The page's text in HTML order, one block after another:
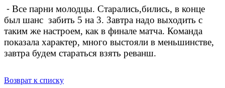
⁃ Все парни молодцы. Старались,бились, в конце
был шанс забить 5 на 3. Завтра надо выходить с
таким же настроем, как в финале матча. Команда
показала характер, много выстояли в меньшинстве,
завтра будем стараться взять реванш.
Возврат к списку